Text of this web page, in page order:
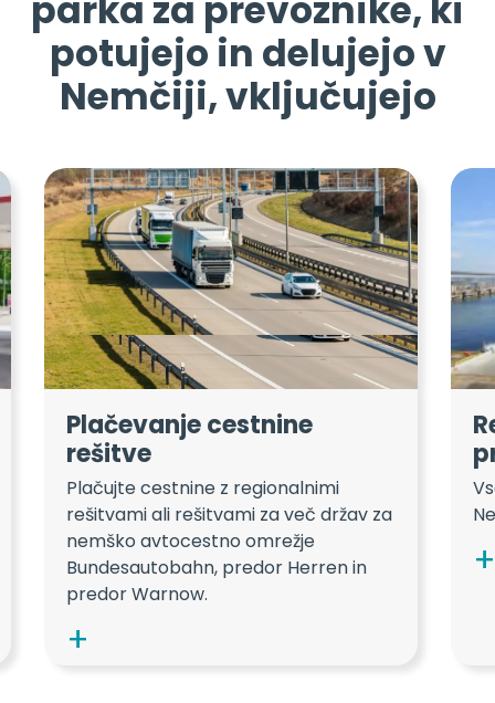
parka za prevoznike, ki
potujejo in delujejo v
Nemčiji, vključujejo
Plačevanje cestnine
rešitve
Plačujte cestnine z regionalnimi
rešitvami ali rešitvami za več držav za
nemško avtocestno omrežje
Bundesautobahn, predor Herren in
predor Warnow.